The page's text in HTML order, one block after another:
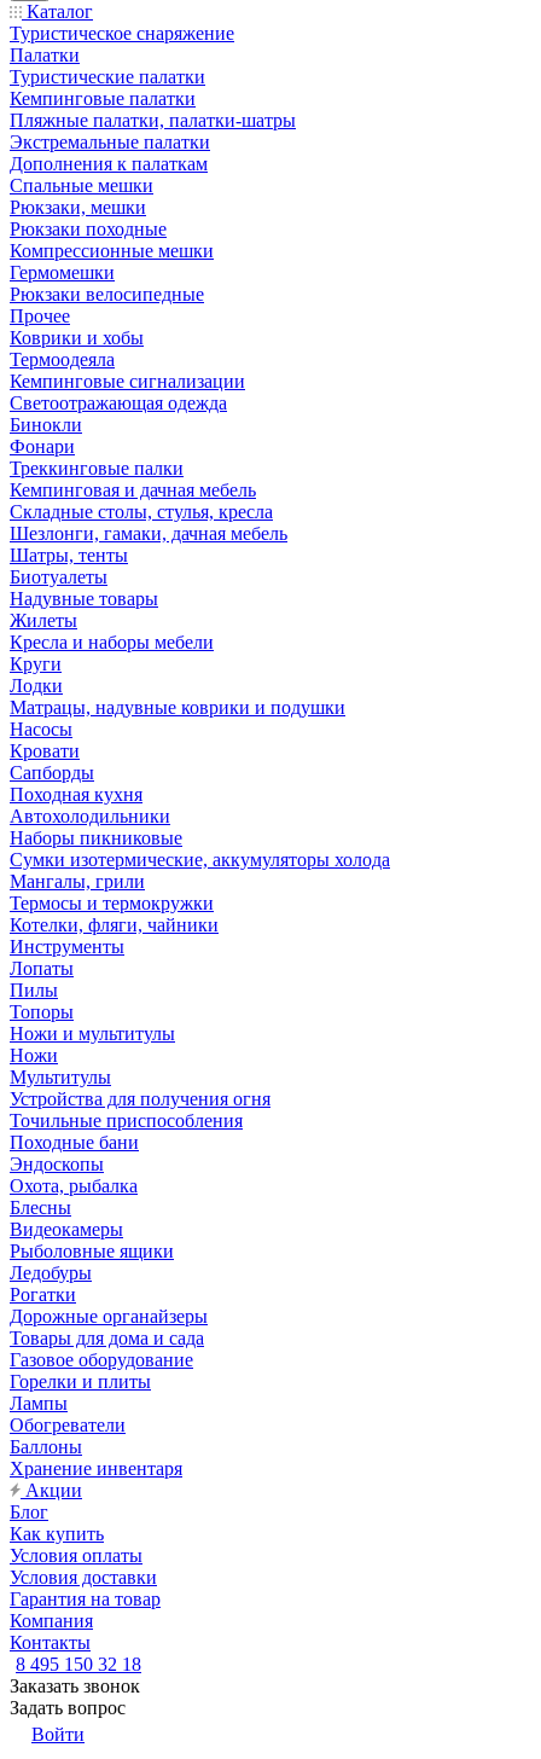
Каталог
Туристическое снаряжение
Палатки
Туристические палатки
Кемпинговые палатки
Пляжные палатки, палатки-шатры
Экстремальные палатки
Дополнения к палаткам
Спальные мешки
Рюкзаки, мешки
Рюкзаки походные
Компрессионные мешки
Гермомешки
Рюкзаки велосипедные
Прочее
Коврики и хобы
Термоодеяла
Кемпинговые сигнализации
Светоотражающая одежда
Бинокли
Фонари
Треккинговые палки
Кемпинговая и дачная мебель
Складные столы, стулья, кресла
Шезлонги, гамаки, дачная мебель
Шатры, тенты
Биотуалеты
Надувные товары
Жилеты
Кресла и наборы мебели
Круги
Лодки
Матрацы, надувные коврики и подушки
Насосы
Кровати
Сапборды
Походная кухня
Автохолодильники
Наборы пикниковые
Сумки изотермические, аккумуляторы холода
Мангалы, грили
Термосы и термокружки
Котелки, фляги, чайники
Инструменты
Лопаты
Пилы
Топоры
Ножи и мультитулы
Ножи
Мультитулы
Устройства для получения огня
Точильные приспособления
Походные бани
Эндоскопы
Охота, рыбалка
Блесны
Видеокамеры
Рыболовные ящики
Ледобуры
Рогатки
Дорожные органайзеры
Товары для дома и сада
Газовое оборудование
Горелки и плиты
Лампы
Обогреватели
Баллоны
Хранение инвентаря
Акции
Блог
Как купить
Условия оплаты
Условия доставки
Гарантия на товар
Компания
Контакты
8 495 150 32 18
Заказать звонок
Задать вопрос
Войти